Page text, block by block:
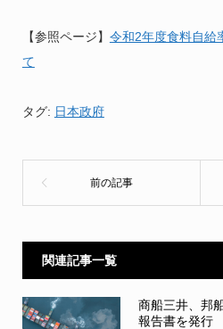
【参照ページ】 令和2年度食料自給
て
タグ: 日本政府
関連記事一覧
商船三井、邦
報告書を発行